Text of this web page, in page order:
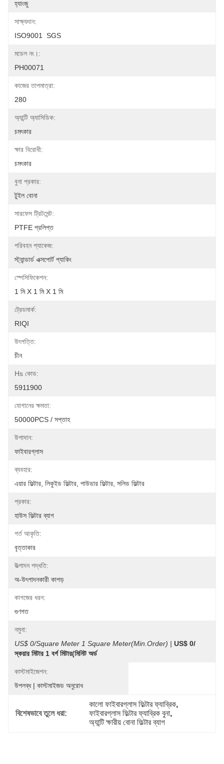
হ্যাংজু
সাক্ষ্যদান:
ISO9001  SGS
মডেল নং।:
PH00071
কাজের তাপমাত্রা:
280
অ্যান্টি অ্যাসিডিক:
চমৎকার
ক্ষার বিরোধী:
চমৎকার
বুনা প্রকার:
টুইল বোনা
সারফেস ট্রিটমেন্ট:
PTFE প্রলিপ্ত
পরিবহন প্যাকেজ:
স্ট্যান্ডার্ড এক্সপোর্ট প্যাকিং
স্পেসিফিকেশন:
1 মি X 1 মি X 1 মি
ট্রেডমার্ক:
RIQI
উৎপত্তি:
চীন
Hs কোড:
5911900
যোগানের ক্ষমতা:
50000PCS / সপ্তাহ
উপাদান:
ফাইবারগ্লাস
ব্যবহার:
এয়ার ফিল্টার, লিকুইড ফিল্টার, পাউডার ফিল্টার, সলিড ফিল্টার
প্রকার:
হাউস ফিল্টার ব্যাগ
গর্ত আকৃতি:
বৃত্তাকার
উত্পাদন পদ্ধতি:
অ-উৎপাদনকারী কাপড়
কাগজের ধরন:
গুণগত
নমুনা:
US$ 0/Square Meter 1 Square Meter(Min.Order) | US$ 0/
স্কয়ার মিটার 1 বর্গ মিটার(মিনিট অর্ড
কাস্টমাইজেশন:
উপলব্ধ | কাস্টমাইজড অনুরোধ
বিশেষভাবে তুলে ধরা:
কালো ফাইবারগ্লাস ফিল্টার ফ্যাব্রিক,
ফাইবারগ্লাস ফিল্টার ফ্যাব্রিক বুনা,
অ্যান্টি ক্ষারীয় বোনা ফিল্টার ব্যাগ